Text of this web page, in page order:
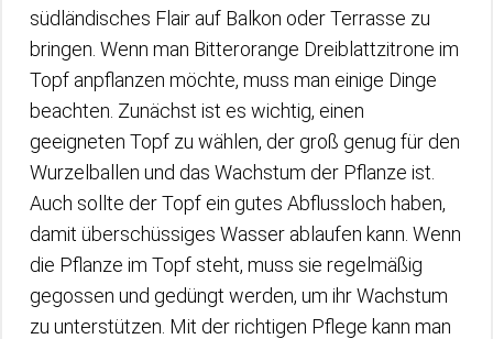
südländisches Flair auf Balkon oder Terrasse zu
bringen. Wenn man Bitterorange Dreiblattzitrone im
Topf anpflanzen möchte, muss man einige Dinge
beachten. Zunächst ist es wichtig, einen
geeigneten Topf zu wählen, der groß genug für den
Wurzelballen und das Wachstum der Pflanze ist.
Auch sollte der Topf ein gutes Abflussloch haben,
damit überschüssiges Wasser ablaufen kann. Wenn
die Pflanze im Topf steht, muss sie regelmäßig
gegossen und gedüngt werden, um ihr Wachstum
zu unterstützen. Mit der richtigen Pflege kann man